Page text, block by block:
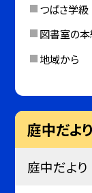
つばさ学級
図書室の
地域から
庭中だより
庭中だより